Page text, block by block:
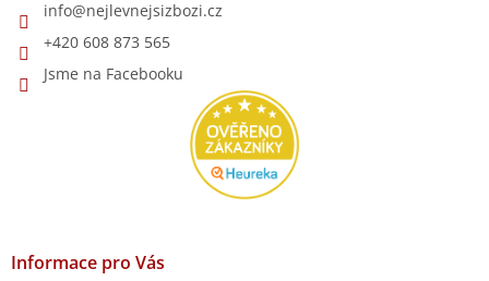
info@nejlevnejsizbozi.cz
+420 608 873 565
Jsme na Facebooku
Informace pro Vás